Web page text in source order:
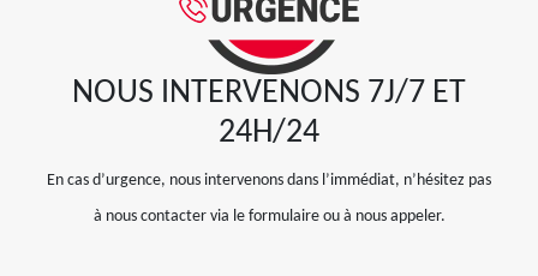
NOUS INTERVENONS 7J/7 ET
24H/24
En cas d’urgence, nous intervenons dans l’immédiat, n’hésitez pas
à nous contacter via le formulaire ou à nous appeler.